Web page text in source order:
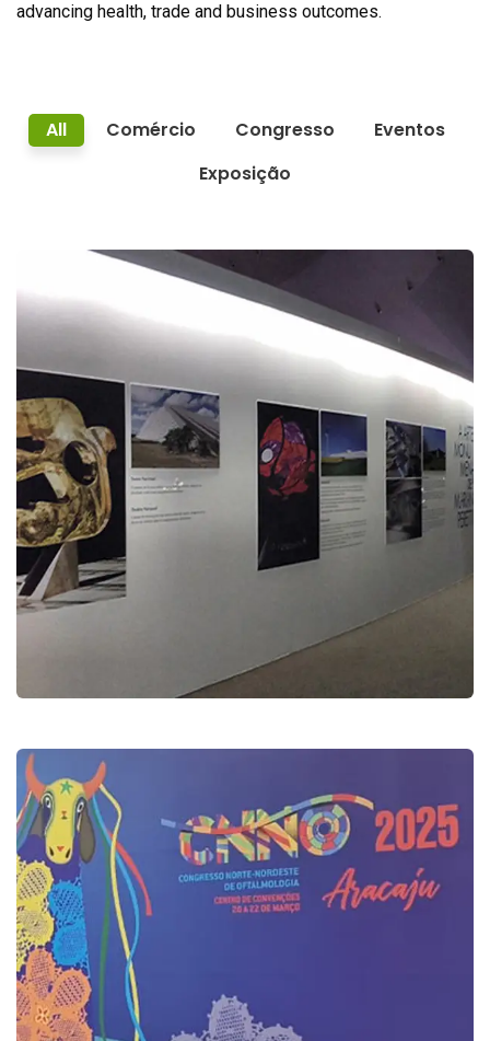
advancing health, trade and business outcomes.
All Comércio Congresso
Eventos
Exposição
Exposição Museu Nacional de